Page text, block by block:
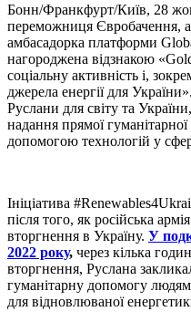
Бонн/Франкфурт/Київ, 28
переможниця Євробачення,
амбасадорка платформи
нагороджена відзнакою
соціальну активність і,
джерела енергії для
Руслани для світу та
надання прямої
допомогою технологій у
Ініціатива
після того, як російська
вторгнення в Україну. У
2022 року, через кілька
вторгнення, Руслана
гуманітарну допомогу
для відновлюваної